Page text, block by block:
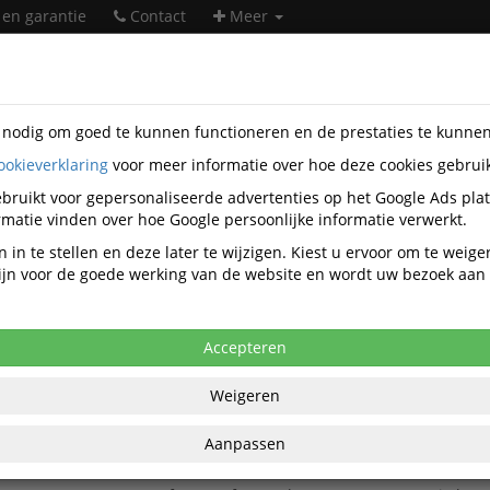
garantie Contact Meer
artikelen Catering-artikelen
Keukentoebehoren
Bolsius Keukentoebehoren
Transparant. Afmeting: 58x76 mm. Per omdoos
om goed te kunnen functioneren en de prestaties te
voor meer informatie over hoe deze cookies
voor gepersonaliseerde advertenties op het Google Ads
vinden over hoe Google persoonlijke informatie verwerkt.
in te stellen en deze later te wijzigen. Kiest u ervoor om te
voor de goede werking van de website en wordt uw bezoek
Accepteren
Weigeren
Aanpassen